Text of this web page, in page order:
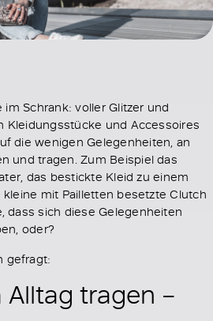
Schrank: voller Glitzer und
Kleidungsstücke und Accessoires
die wenigen Gelegenheiten, an
und tragen. Zum Beispiel das
das bestickte Kleid zu einem
mit Pailletten besetzte Clutch
dass sich diese Gelegenheiten
oder?
gefragt:
tragen –